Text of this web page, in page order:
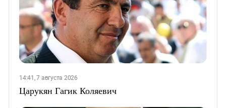
14:41, 7 августа 2026
Царукян Гагик Коляевич